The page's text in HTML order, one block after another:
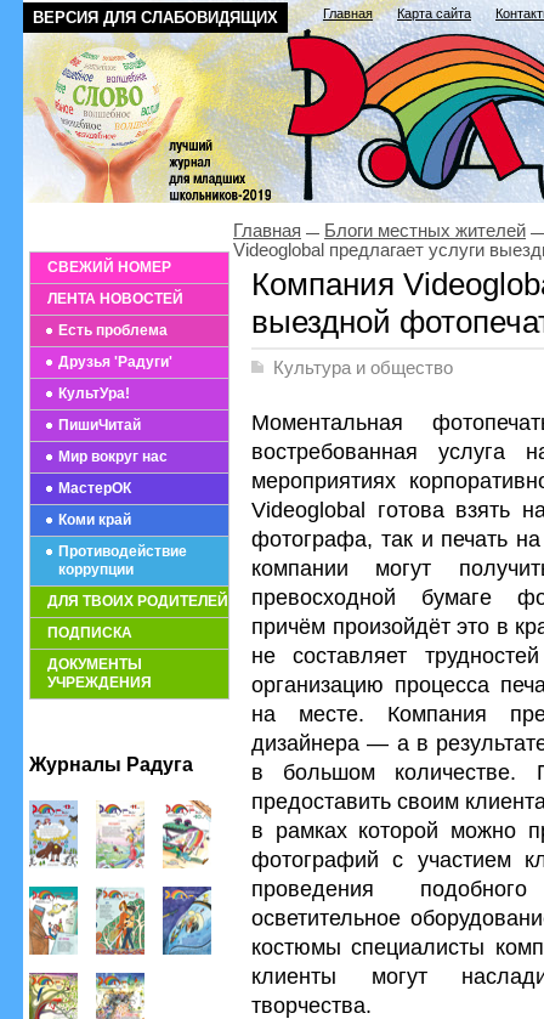
ВЕРСИЯ ДЛЯ СЛАБОВИДЯЩИХ Главная Карта сайта
СВЕЖИЙ НОМЕР
ЛЕНТА НОВОСТЕЙ
Есть проблема
Друзья 'Радуги'
КультУра!
ПишиЧитай
Мир вокруг нас
МастерОК
Коми край
Противодействие
коррупции
ДЛЯ ТВОИХ РОДИТЕЛЕЙ
ПОДПИСКА
ДОКУМЕНТЫ
УЧРЕЖДЕНИЯ
Журналы Радуга
Главная
Блоги местных жителей
Videoglobal предлагает услуги
Компания
выездной
Культура и общество
Моментальная
востребованная услуга
мероприятиях
Videoglobal готова взять
фотографа, так и печать
компании могут
превосходной бумаге
причём произойдёт это в
не составляет
организацию процесса
на месте. Компания
дизайнера — а в
в большом количестве.
предоставить своим
в рамках которой можно
фотографий с участием
проведения
осветительное
костюмы специалисты
клиенты могут
творчества.